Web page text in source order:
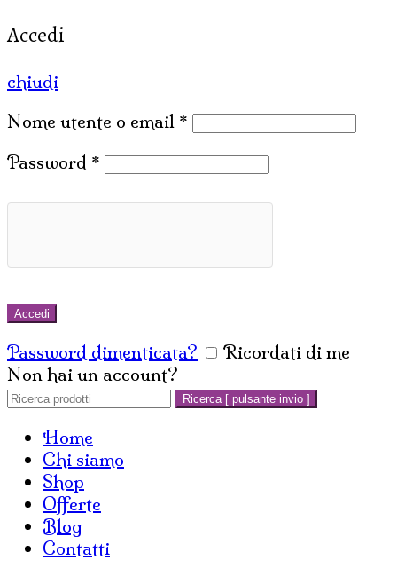
Accedi
chiudi
Nome utente o email *
Password *
Accedi
Password dimenticata?
Ricordati di me
Non hai un account?
Cerca:
Ricerca [ pulsante invio ]
Home
Chi siamo
Shop
Offerte
Blog
Contatti